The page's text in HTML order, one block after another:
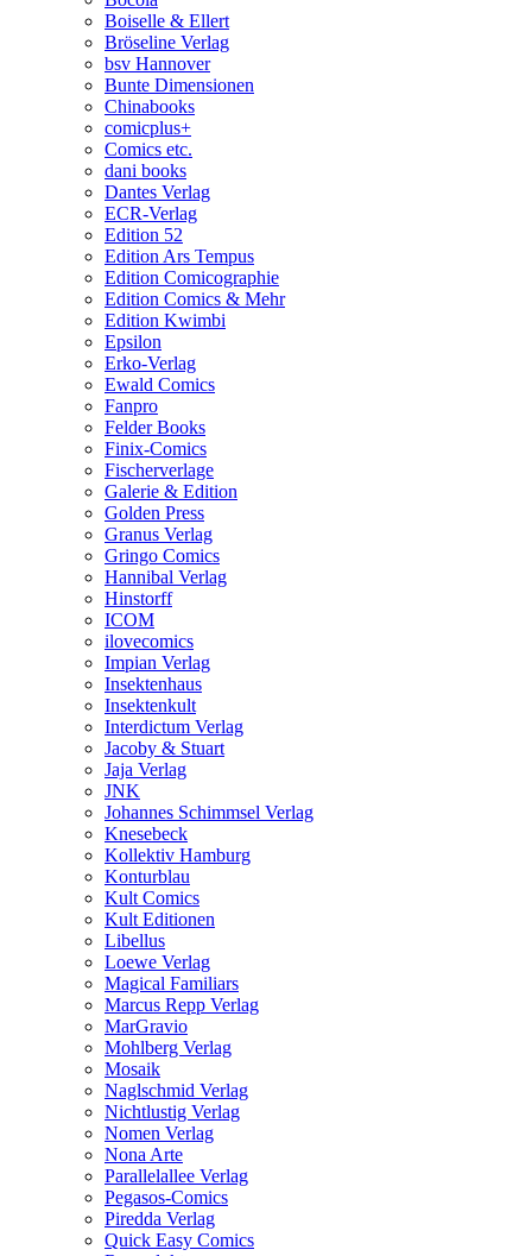
Boiselle & Ellert
Bröseline Verlag
bsv Hannover
Bunte Dimensionen
Chinabooks
comicplus+
Comics etc.
dani books
Dantes Verlag
ECR-Verlag
Edition 52
Edition Ars Tempus
Edition Comicographie
Edition Comics & Mehr
Edition Kwimbi
Epsilon
Erko-Verlag
Ewald Comics
Fanpro
Felder Books
Finix-Comics
Fischerverlage
Galerie & Edition
Golden Press
Granus Verlag
Gringo Comics
Hannibal Verlag
Hinstorff
ICOM
ilovecomics
Impian Verlag
Insektenhaus
Insektenkult
Interdictum Verlag
Jacoby & Stuart
Jaja Verlag
JNK
Johannes Schimmsel Verlag
Knesebeck
Kollektiv Hamburg
Konturblau
Kult Comics
Kult Editionen
Libellus
Loewe Verlag
Magical Familiars
Marcus Repp Verlag
MarGravio
Mohlberg Verlag
Mosaik
Naglschmid Verlag
Nichtlustig Verlag
Nomen Verlag
Nona Arte
Parallelallee Verlag
Pegasos-Comics
Piredda Verlag
Quick Easy Comics